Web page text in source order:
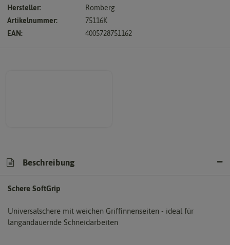
Hersteller:
Romberg
Artikelnummer:
75116K
EAN:
4005728751162
Beschreibung
Schere SoftGrip
Universalschere mit weichen Griffinnenseiten - ideal für
langandauernde Schneidarbeiten